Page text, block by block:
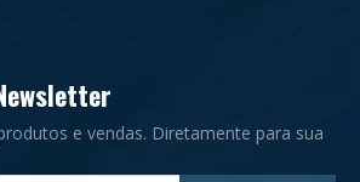
e vendas. Diretamente para sua